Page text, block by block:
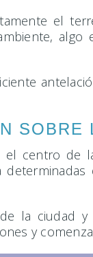
el
centro de
la ciudad y
y